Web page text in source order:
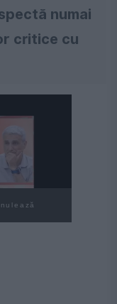
numai
critice cu